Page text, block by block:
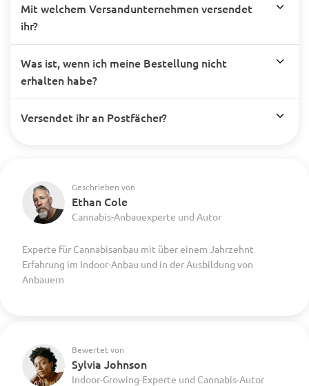
Mit welchem Versandunternehmen versendet
ihr?
Was ist, wenn ich meine Bestellung nicht
erhalten habe?
Versendet ihr an Postfächer?
Geschrieben von
Ethan Cole
Cannabis-Anbauexperte und Autor
Experte für Cannabisanbau mit über einem Jahrzehnt
Erfahrung im Indoor-Anbau und in der Ausbildung von
Anbauern
Bewertet von
Sylvia Johnson
Indoor-Growing-Experte und Cannabis-Autor